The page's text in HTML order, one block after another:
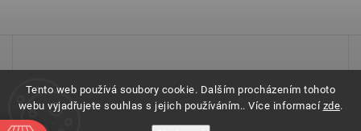
Tento web používá soubory cookie. Dalším procházením tohoto
webu vyjadřujete souhlas s jejich používáním.. Více informací zde.